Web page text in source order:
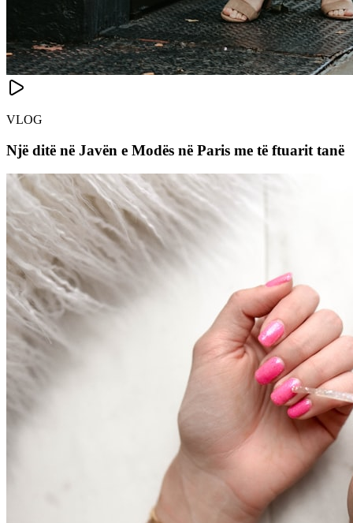
VLOG
Një ditë në Javën e Modës në Paris me të ftuarit tanë